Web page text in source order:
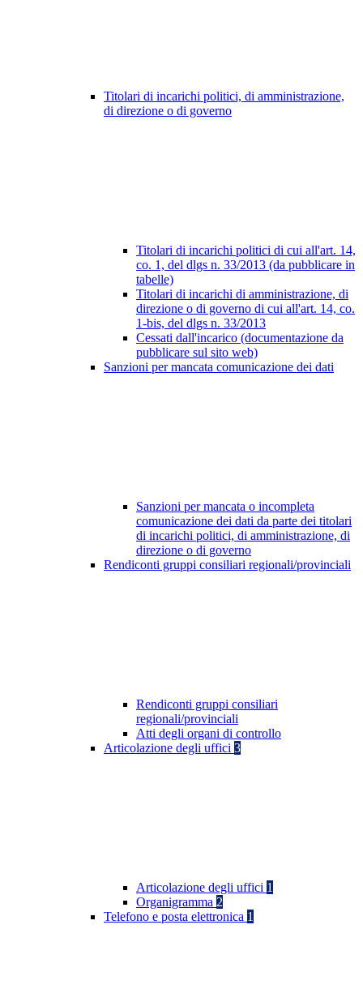
Titolari di incarichi politici, di amministrazione,
di direzione o di governo
Titolari di incarichi politici di cui all'art. 14,
co. 1, del dlgs n. 33/2013 (da pubblicare in
tabelle)
Titolari di incarichi di amministrazione, di
direzione o di governo di cui all'art. 14, co.
1-bis, del dlgs n. 33/2013
Cessati dall'incarico (documentazione da
pubblicare sul sito web)
Sanzioni per mancata comunicazione dei dati
Sanzioni per mancata o incompleta
comunicazione dei dati da parte dei titolari
di incarichi politici, di amministrazione, di
direzione o di governo
Rendiconti gruppi consiliari regionali/provinciali
Rendiconti gruppi consiliari
regionali/provinciali
Atti degli organi di controllo
Articolazione degli uffici 3
Articolazione degli uffici 1
Organigramma 2
Telefono e posta elettronica 1